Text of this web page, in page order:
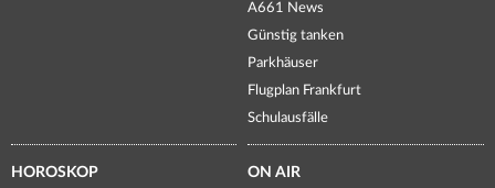
A661 News
Günstig tanken
Parkhäuser
Flugplan Frankfurt
Schulausfälle
HOROSKOP ON AIR